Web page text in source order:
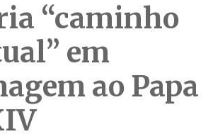
“caminho
em
ao Papa